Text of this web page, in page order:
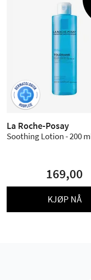
La Roche-Posay
Soothing Lotion - 200
169,00
KJØP NÅ